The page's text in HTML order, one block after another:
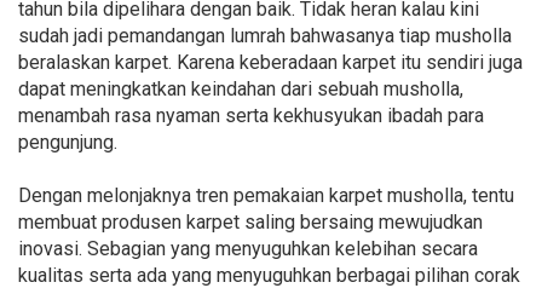
tahun bila dipelihara dengan baik. Tidak heran kalau kini
sudah jadi pemandangan lumrah bahwasanya tiap musholla
beralaskan karpet. Karena keberadaan karpet itu sendiri juga
dapat meningkatkan keindahan dari sebuah musholla,
menambah rasa nyaman serta kekhusyukan ibadah para
pengunjung.
Dengan melonjaknya tren pemakaian karpet musholla, tentu
membuat produsen karpet saling bersaing mewujudkan
inovasi. Sebagian yang menyuguhkan kelebihan secara
kualitas serta ada yang menyuguhkan berbagai pilihan corak